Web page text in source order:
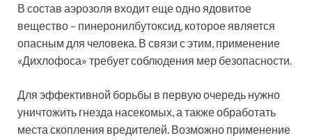
В состав аэрозоля входит еще одно ядовитое
вещество – пинеронилбутоксид, которое является
опасным для человека. В связи с этим, применение
«Дихлофоса» требует соблюдения мер безопасности.
Для эффективной борьбы в первую очередь нужно
уничтожить гнезда насекомых, а также обработать
места скопления вредителей. Возможно применение